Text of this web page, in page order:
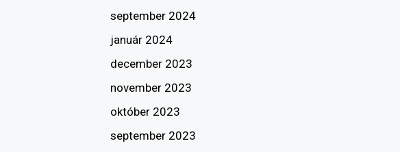
september 2024
január 2024
december 2023
november 2023
október 2023
september 2023